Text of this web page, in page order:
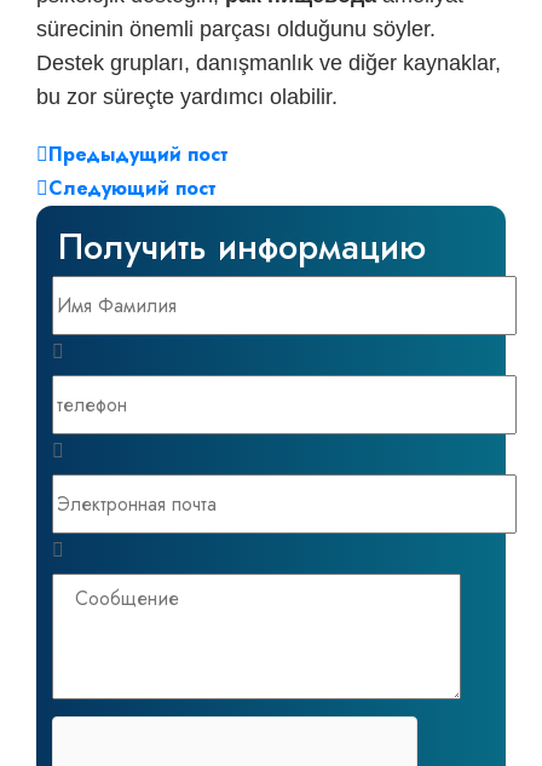
sürecinin önemli parçası olduğunu söyler.
Destek grupları, danışmanlık ve diğer kaynaklar,
bu zor süreçte yardımcı olabilir.
Предыдущий пост
Следующий пост
Получить информацию